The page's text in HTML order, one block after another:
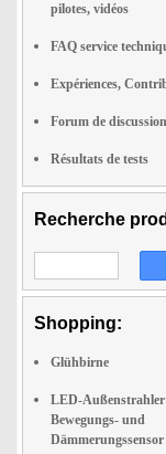
pilotes, vidéos
FAQ service
Expériences,
Forum de discussion
Résultats de tests
Recherche
Shopping:
Glühbirne
LED-
Bewegungs- und
Dämmerungssensor